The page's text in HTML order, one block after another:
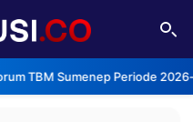
TBM Sumenep Periode